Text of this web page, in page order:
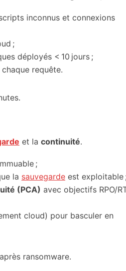
inconnus et connexions
;
déployés < 10 jours ;
requête.
et la continuité.
;
la sauvegarde est exploitable
(PCA) avec objectifs RPO/
cloud) pour basculer en
ransomware.